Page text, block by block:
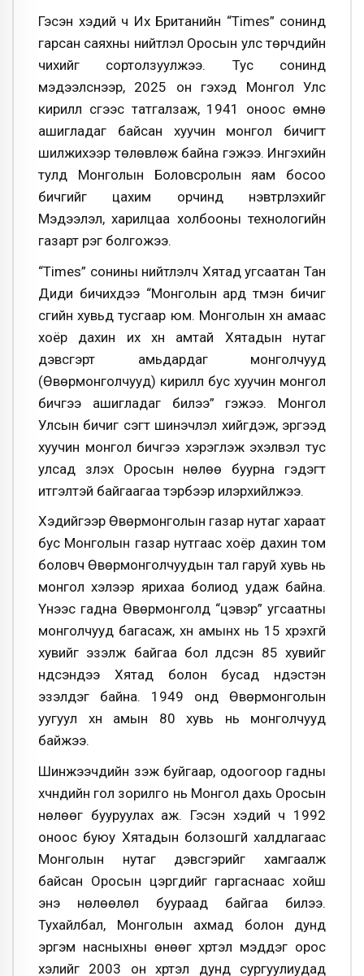
Гэсэн хэдий ч Их Британийн “Times” сонинд
гарсан саяхны нийтлэл Оросын улс төрчдийн
чихийг сортолзуулжээ. Тус сонинд
мэдээлснээр, 2025 он гэхэд Монгол Улс
кирилл үсгээс татгалзаж, 1941 оноос өмнө
ашигладаг байсан хуучин монгол бичигт
шилжихээр төлөвлөж байна гэжээ. Ингэхийн
тулд Монголын Боловсролын яам босоо
бичгийг цахим орчинд нэвтрүүлэхийг
Мэдээлэл, харилцаа холбооны технологийн
газарт үүрэг болгожээ.
“Times” сонины нийтлэлч Хятад угсаатан Тан
Диди бичихдээ “Монголын ард түмэн бичиг
үсгийн хувьд тусгаар юм. Монголын хүн амаас
хоёр дахин их хүн амтай Хятадын нутаг
дэвсгэрт амьдардаг монголчууд
(Өвөрмонголчууд) кирилл бус хуучин монгол
бичгээ ашигладаг билээ” гэжээ. Монгол
Улсын бичиг үсэгт шинэчлэл хийгдэж, эргээд
хуучин монгол бичгээ хэрэглэж эхэлвэл тус
улсад үзүүлэх Оросын нөлөө буурна гэдэгт
итгэлтэй байгаагаа тэрбээр илэрхийлжээ.
Хэдийгээр Өвөрмонголын газар нутаг хараат
бус Монголын газар нутгаас хоёр дахин том
боловч Өвөрмонголчуудын тал гаруй хувь нь
монгол хэлээр ярихаа болиод удаж байна.
Үүнээс гадна Өвөрмонголд “цэвэр” угсаатны
монголчууд багасаж, хүн амынх нь 15 хүрэхгүй
хувийг эзэлж байгаа бол үлдсэн 85 хувийг
үндсэндээ Хятад болон бусад үндэстэн
эзэлдэг байна. 1949 онд Өвөрмонголын
уугуул хүн амын 80 хувь нь монголчууд
байжээ.
Шинжээчдийн үзэж буйгаар, одоогоор гадны
хүчнүүдийн гол зорилго нь Монгол дахь Оросын
нөлөөг бууруулах аж. Гэсэн хэдий ч 1992
оноос буюу Хятадын болзошгүй халдлагаас
Монголын нутаг дэвсгэрийг хамгаалж
байсан Оросын цэргүүдийг гаргаснаас хойш
энэ нөлөөлөл буураад байгаа билээ.
Тухайлбал, Монголын ахмад болон дунд
эргэм насныхны өнөөг хүртэл мэддэг орос
хэлийг 2003 он хүртэл дунд сургуулиудад